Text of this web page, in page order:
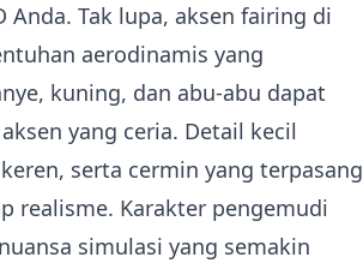
Tak lupa, aksen fairing di
aerodinamis yang
kuning, dan abu-abu dapat
yang ceria. Detail kecil
serta cermin yang terpasang
realisme. Karakter pengemudi
simulasi yang semakin